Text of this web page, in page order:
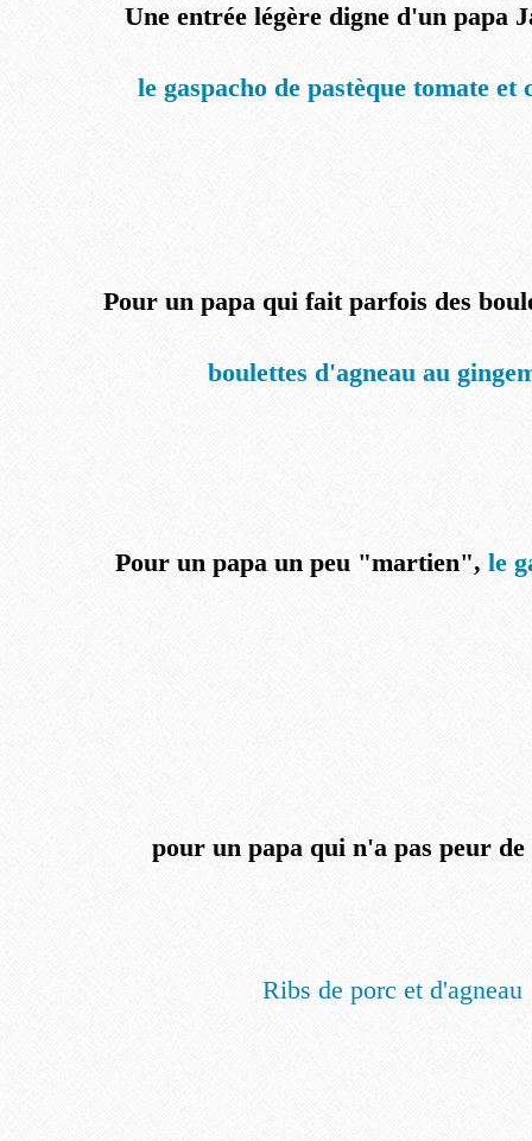
Une entrée légère digne d'un papa
le gaspacho de pastèque tomate et
Pour un papa qui fait parfois des
boulettes d'agneau au
Pour un papa un peu "martien", le
pour un papa qui n'a pas peur de
Ribs de porc et d'agneau